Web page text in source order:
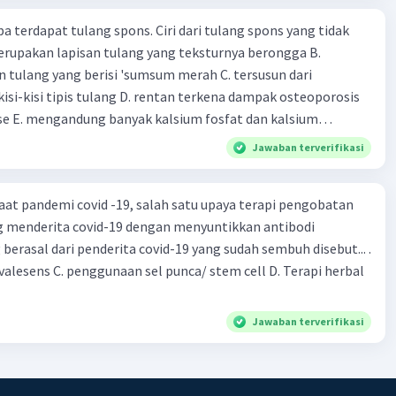
(penawaran uang) naik dari kiri bawah ke kanan atas
di mana bentuk kurva jumlah uang beredar
dari kiri bawah ke kanan atas d. Tingkat bunga turun di
jumlah uang beredar (penawaran uang) naik dari kiri bawah
bunga turun di mana bentuk kurva jumlah uang
fiskal kontraktif dilakukan
Tr, dan meningkatkan Tx c. Menurunkan G,
Tx d. Meningkatkan G, mengurangi Tr, dan
G, menambah Tr, dan menurunkan Tx Cara
tingkat diskonto oleh Bank Sentral dalam melakukan
.... a. Mengatur jumlah pemberian kredit b.
surat-surat berharga di pasar uang c. Menetapkan giro wajib
terdapat tulang spons. Ciri dari tulang spons yang tidak
lapisan tulang yang teksturnya berongga B.
tulang yang berisi 'sumsum merah C. tersusun dari
kisi tipis tulang D. rentan terkena dampak osteoporosis
E. mengandung banyak kalsium fosfat dan kalsium
Jawaban terverifikasi
pandemi covid -19, salah satu upaya terapi pengobatan
menderita covid-19 dengan menyuntikkan antibodi
dari penderita covid-19 yang sudah sembuh disebut... .
C. penggunaan sel punca/ stem cell D. Terapi herbal
Jawaban terverifikasi